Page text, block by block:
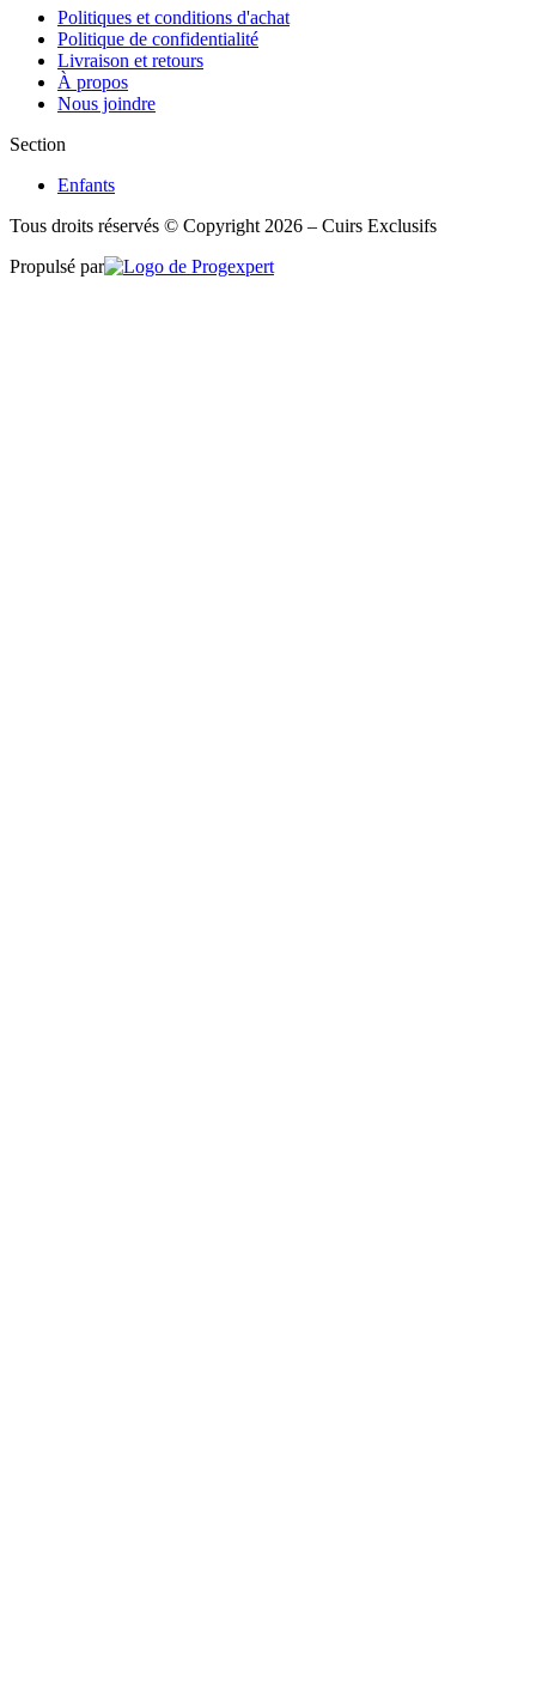
Politiques et conditions d'achat
Politique de confidentialité
Livraison et retours
À propos
Nous joindre
Section
Enfants
Tous droits réservés © Copyright 2026 – Cuirs Exclusifs
Propulsé par